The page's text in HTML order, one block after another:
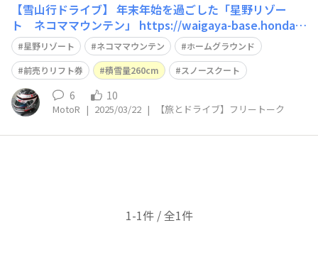
【雪山行ドライブ】 年末年始を過ごした「星野リゾー
ト ネコママウンテン」 https://waigaya-base.honda.c
o.jp/chats/ljk1hu4yqjbdq1pt 新たなホームグラウンドに
昇格したので 事前に購入していた、前売りリフト券を使
い切るのも目的です😀 HPを拝見
星野リゾート ネコママウンテン
ホームグラウンド
前売りリフト券
積雪量260cm スノースクート
6 10
MotoR | 2025/03/22 | 【旅とドライブ】フリートーク
1-1件 / 全1件